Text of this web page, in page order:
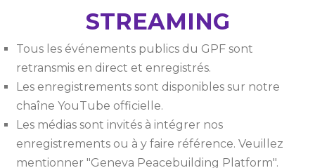
STREAMING
Tous les événements publics du GPF sont
retransmis en direct et enregistrés.
Les enregistrements sont disponibles sur notre
chaîne YouTube officielle.
Les médias sont invités à intégrer nos
enregistrements ou à y faire référence. Veuillez
mentionner "Geneva Peacebuilding Platform".